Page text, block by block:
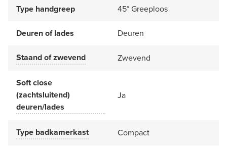
Type handgreep 45° Greeploos
Deuren of lades Deuren
Staand of zwevend Zwevend
Soft close
(zachtsluitend)
deuren/lades
Ja
Type badkamerkast Compact